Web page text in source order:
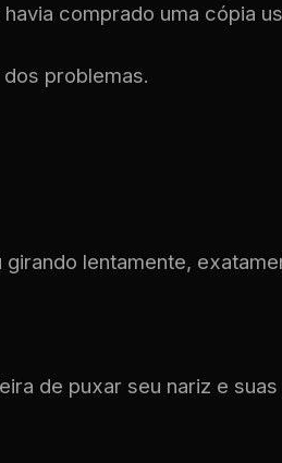
comprado uma cópia
problemas.
lentamente,
de puxar seu nariz e suas